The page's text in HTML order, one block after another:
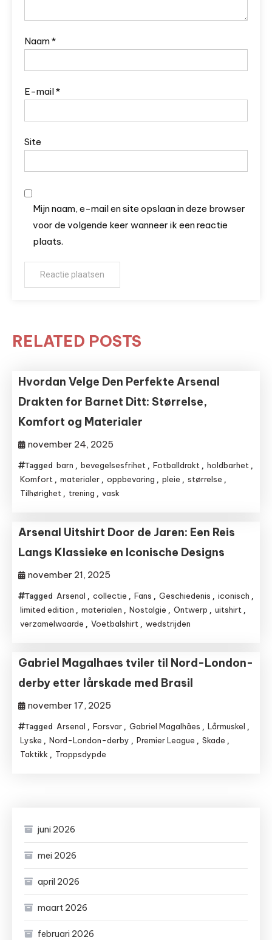
Naam*
E-mail*
Site
Mijn naam, e-mail en site opslaan in deze browser
voor de volgende keer wanneer ik een reactie
plaats.
RELATED POSTS
Hvordan Velge Den Perfekte Arsenal
Drakten for Barnet Ditt: Størrelse,
Komfort og Materialer
november 24, 2025
Tagged barn , bevegelsesfrihet , Fotballdrakt , holdbarhet ,
Komfort , materialer , oppbevaring , pleie , størrelse ,
Tilhørighet , trening , vask
Arsenal Uitshirt Door de Jaren: Een Reis
Langs Klassieke en Iconische Designs
november 21, 2025
Tagged Arsenal , collectie , Fans , Geschiedenis , iconisch ,
limited edition , materialen , Nostalgie , Ontwerp , uitshirt ,
verzamelwaarde , Voetbalshirt , wedstrijden
Gabriel Magalhaes tviler til Nord-London-
derby etter lårskade med Brasil
november 17, 2025
Tagged Arsenal , Forsvar , Gabriel Magalhães , Lårmuskel ,
Lyske , Nord-London-derby , Premier League , Skade ,
Taktikk , Troppsdypde
juni 2026
mei 2026
april 2026
maart 2026
februari 2026